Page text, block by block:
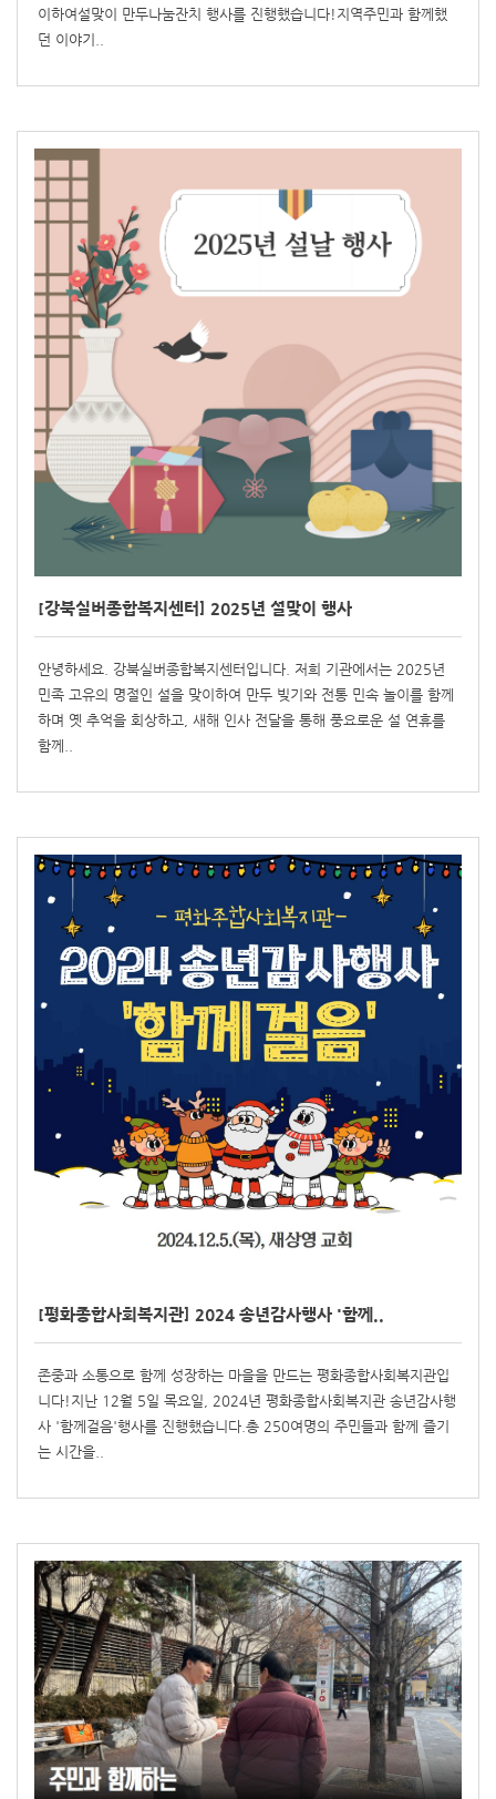
이하여설맞이 만두나눔잔치 행사를 진행했습니다!지역주민과 함께했
던 이야기..
[강북실버종합복지센터] 2025년 설맞이 행사
안녕하세요. 강북실버종합복지센터입니다. 저희 기관에서는 2025년
민족 고유의 명절인 설을 맞이하여 만두 빚기와 전통 민속 놀이를 함께
하며 옛 추억을 회상하고, 새해 인사 전달을 통해 풍요로운 설 연휴를
함께..
[평화종합사회복지관] 2024 송년감사행사 '함께..
존중과 소통으로 함께 성장하는 마을을 만드는 평화종합사회복지관입
니다!지난 12월 5일 목요일, 2024년 평화종합사회복지관 송년감사행
사 '함께걸음'행사를 진행했습니다.총 250여명의 주민들과 함께 즐기
는 시간을..